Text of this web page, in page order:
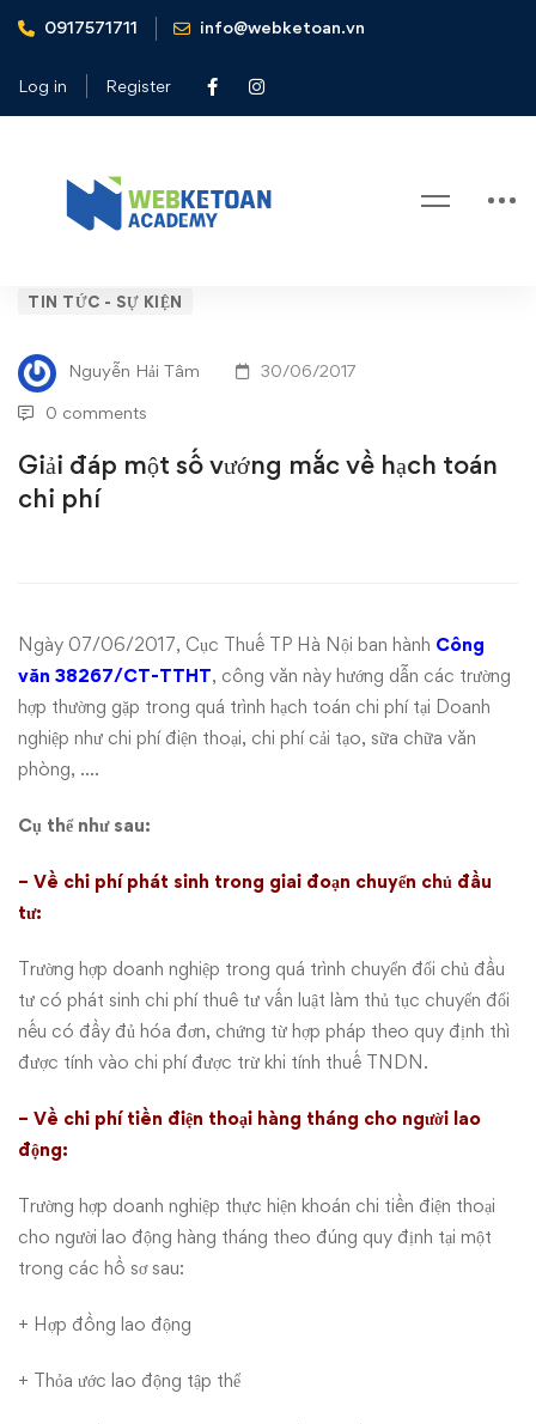
0917571711 info@webketoan.vn
Log in Register
Home
Tin tức - Sự kiện
Giải
đáp
một
số
vướng
về
hạch
toán
chi
phí
TIN TỨC - SỰ KIỆN
Nguyễn Hải Tâm 30/06/2017
0 comments
Giải đáp một số vướng mắc về hạch toán
chi phí
Ngày 07/06/2017, Cục Thuế TP Hà Nội ban hành Công
văn 38267/CT-TTHT, công văn này hướng dẫn các trường
hợp thường gặp trong quá trình hạch toán chi phí tại Doanh
nghiệp như chi phí điện thoại, chi phí cải tạo, sữa chữa văn
phòng, ….
Cụ thể như sau:
– Về chi phí phát sinh trong giai đoạn chuyển chủ đầu
tư:
Trường hợp doanh nghiệp trong quá trình chuyển đổi chủ đầu
tư có phát sinh chi phí thuê tư vấn luật làm thủ tục chuyển đổi
nếu có đầy đủ hóa đơn, chứng từ hợp pháp theo quy định thì
được tính vào chi phí được trừ khi tính thuế TNDN.
– Về chi phí tiền điện thoại hàng tháng cho người lao
động:
Trường hợp doanh nghiệp thực hiện khoán chi tiền điện thoại
cho người lao động hàng tháng theo đúng quy định tại một
trong các hồ sơ sau:
+ Hợp đồng lao động
+ Thỏa ước lao động tập thể